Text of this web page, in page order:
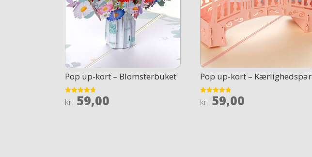
Pop up-kort – Blomsterbuket
Rated
4.7
kr. 59,00
Pop up-kort – Kærlighedspar
Rated
4.8
kr. 59,00